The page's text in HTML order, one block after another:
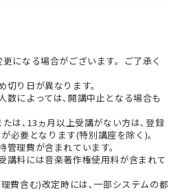
になる場合がございます。ご了承く
切り日が異なります。
数によっては､開講中止となる場合も
たは､13ヵ月以上受講がない方は､登録
必要となります(特別講座を除く)。
管理費が含まれています。
講料には音楽著作権使用料が含まれて
費含む)改定時には､一部システムの都